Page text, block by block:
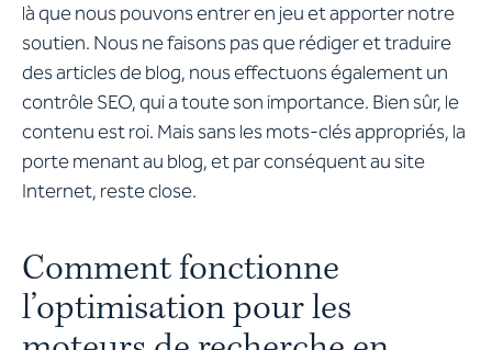
là que nous pouvons entrer en jeu et apporter notre
soutien. Nous ne faisons pas que rédiger et traduire
des articles de blog, nous effectuons également un
contrôle SEO, qui a toute son importance. Bien sûr, le
contenu est roi. Mais sans les mots-clés appropriés, la
porte menant au blog, et par conséquent au site
Internet, reste close.
Comment fonctionne
l’optimisation pour les